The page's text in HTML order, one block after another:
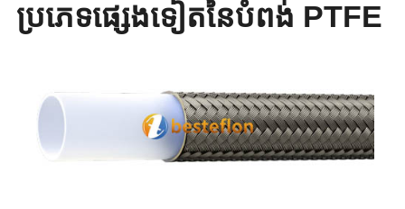
ប្រភេទផ្សេងទៀតនៃបំពង់ PTFE